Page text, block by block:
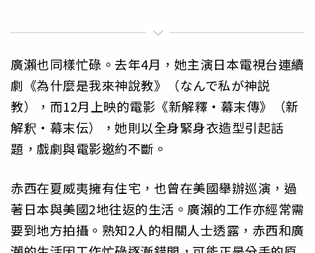
廣瀨也同樣忙碌。去年4月，她主演日本電視台連續
劇《為什麼是我來神說教》（なんで私が神説
教），而12月上映的電影《新解釋·幕末傳》（新
解釈・幕末伝），她則以全身緊身衣造型引起話
題，戲劇與電影邀約不斷。
赤西在夏威夷擁有住宅，也曾在美國舉辦巡演，過
著日本與美國2地往返的生活。廣瀨的工作亦經常需
要到地方拍攝。熟知2人的相關人士透露，赤西和廣